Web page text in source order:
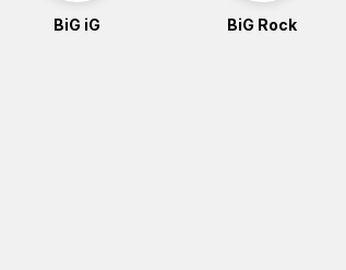
BiG iG BiG Rock